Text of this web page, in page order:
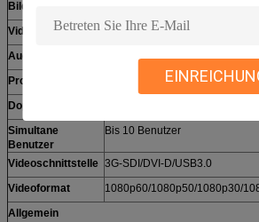
Bildauflösung
Videokompression H.264
Audiokompression
Protokoll
RTMP/RTSP/TCP/UDP/ONVIF
Doppelstrom
Simultane
Benutzer
Bis 10 Benutzer
Videoschnittstelle 3G-SDI/DVI-D/USB3.0
Videoformat
1080p60/1080p50/1080p30/
Allgemein